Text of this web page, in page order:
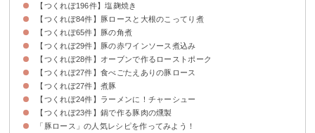
【つくれぽ196件】塩麹焼き
【つくれぽ84件】豚ロースと大根のこってり煮
【つくれぽ65件】豚の角煮
【つくれぽ29件】豚の赤ワインソース煮込み
【つくれぽ28件】オーブンで作るローストポーク
【つくれぽ27件】食べごたえありの豚ロース
【つくれぽ27件】煮豚
【つくれぽ24件】ラーメンに！チャーシュー
【つくれぽ23件】鍋で作る豚肉の燻製
「豚ロース」の人気レシピを作ってみよう！